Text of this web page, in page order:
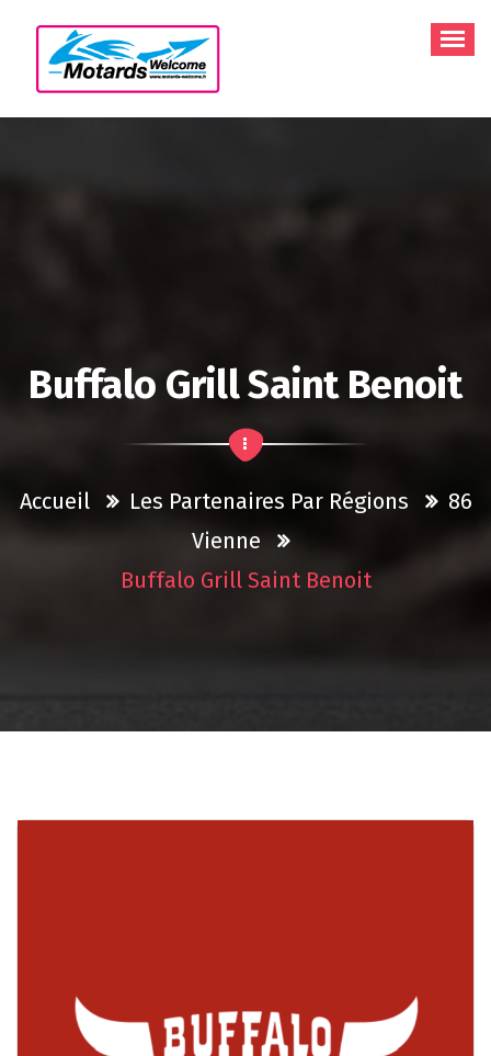
contenu
Buffalo Grill Saint Benoit
Accueil Les Partenaires Par Régions
86
Vienne
Buffalo Grill Saint Benoit